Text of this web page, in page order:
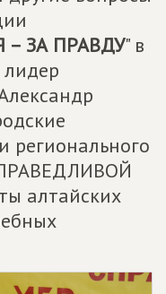
– ЗА ПРАВДУ" в
лидер
регионального
алтайских